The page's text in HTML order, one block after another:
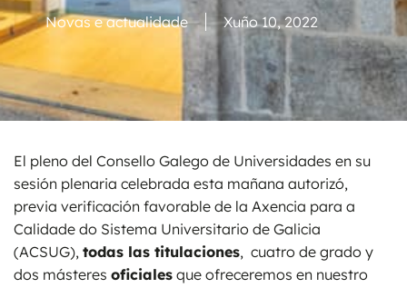
Novas e actualidade Xuño 10, 2022
El pleno del Consello Galego de Universidades en su
sesión plenaria celebrada esta mañana autorizó,
previa verificación favorable de la Axencia para a
Calidade do Sistema Universitario de Galicia
(ACSUG), todas las titulaciones, cuatro de grado y
dos másteres oficiales que ofreceremos en nuestro